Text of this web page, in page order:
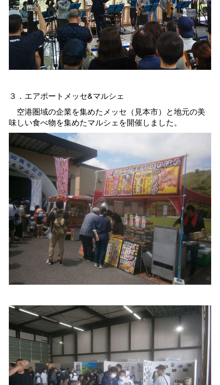
３．エアポートメッセ&マルシェ
空港圏域の企業を集めたメッセ（見本市）と地元の美
味しい食べ物を集めたマルシェを開催しました。